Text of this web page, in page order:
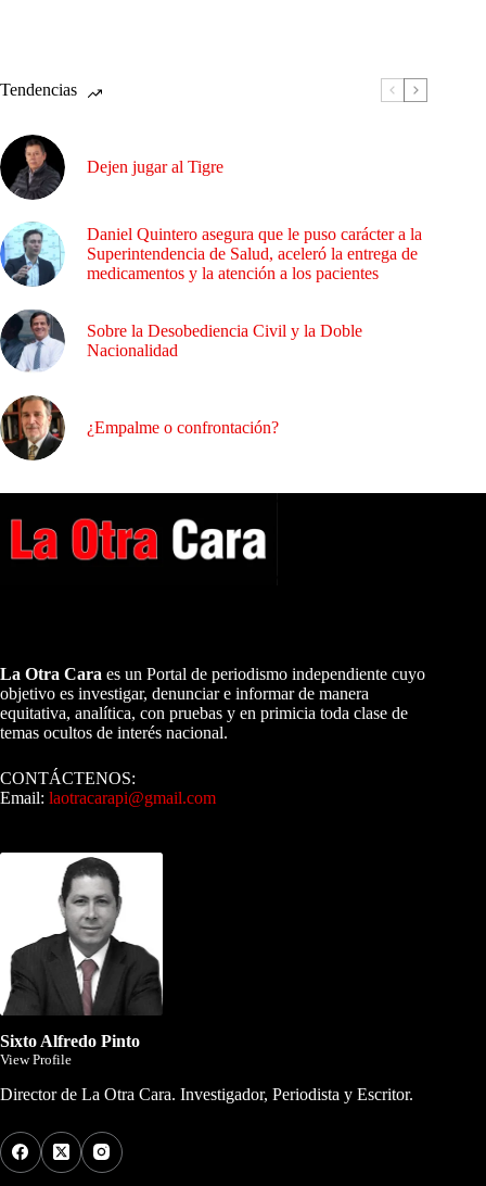
Tendencias
Dejen jugar al Tigre
Daniel Quintero asegura que le puso carácter a la
Superintendencia de Salud, aceleró la entrega de
medicamentos y la atención a los pacientes
Sobre la Desobediencia Civil y la Doble
Nacionalidad
¿Empalme o confrontación?
La Otra Cara es un Portal de periodismo independiente cuyo
objetivo es investigar, denunciar e informar de manera
equitativa, analítica, con pruebas y en primicia toda clase de
temas ocultos de interés nacional.
CONTÁCTENOS:
Email: laotracarapi@gmail.com
Sixto Alfredo Pinto
View Profile
Director de La Otra Cara. Investigador, Periodista y Escritor.